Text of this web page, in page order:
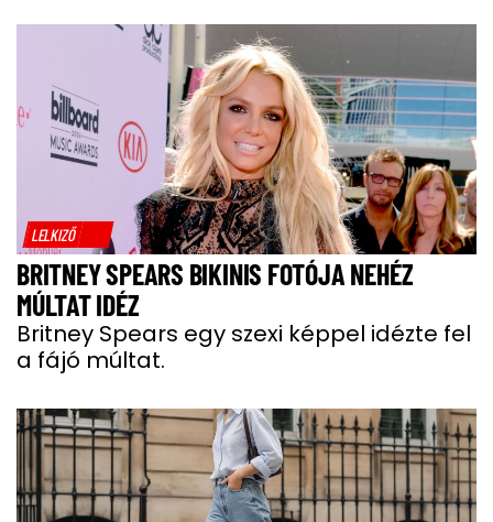
LELKIZŐ
BRITNEY SPEARS BIKINIS FOTÓJA NEHÉZ
MÚLTAT IDÉZ
Britney Spears egy szexi képpel idézte fel
a fájó múltat.